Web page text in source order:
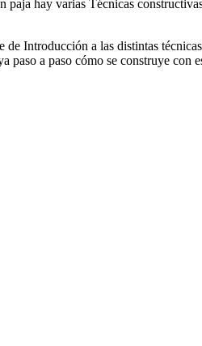
paja hay varias Técnicas
de Introducción a las distintas
paso a paso cómo se construye con